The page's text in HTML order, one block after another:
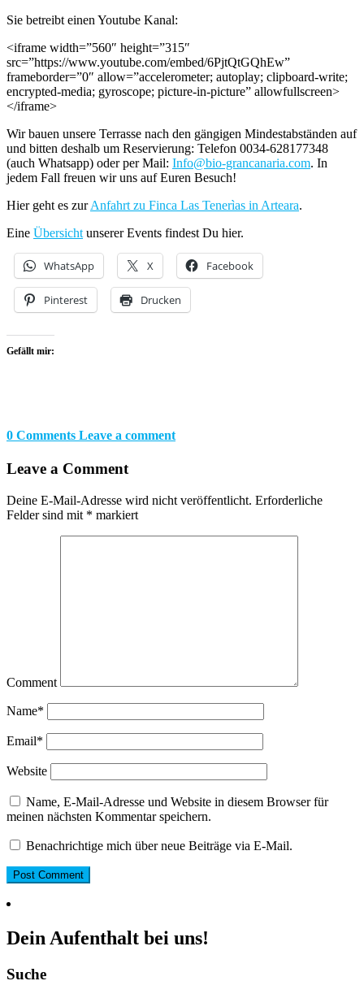
Sie betreibt einen Youtube Kanal:
<iframe width=”560″ height=”315″
src=”https://www.youtube.com/embed/6PjtQtGQhEw”
frameborder=”0″ allow=”accelerometer; autoplay; clipboard-write;
encrypted-media; gyroscope; picture-in-picture” allowfullscreen>
</iframe>
Wir bauen unsere Terrasse nach den gängigen Mindestabständen auf
und bitten deshalb um Reservierung: Telefon 0034-628177348
(auch Whatsapp) oder per Mail: Info@bio-grancanaria.com. In
jedem Fall freuen wir uns auf Euren Besuch!
Hier geht es zurAnfahrt zu Finca Las Tenerìas in Arteara.
Eine Übersicht unserer Events findest Du hier.
WhatsApp X Facebook
Pinterest Drucken
Gefällt mir:
0 Comments Leave a comment
Leave a Comment
Deine E-Mail-Adresse wird nicht veröffentlicht. Erforderliche
Felder sind mit * markiert
Comment
Name*
Email*
Website
Name, E-Mail-Adresse und Website in diesem Browser für
meinen nächsten Kommentar speichern.
Benachrichtige mich über neue Beiträge via E-Mail.
Dein Aufenthalt bei uns!
Suche